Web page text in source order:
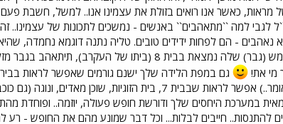
מראות, כאשר אנו רואים בזולת את עצמינו אנו.. למשל, חשבת
למה ``מתאהבים`` באנשים - נמשכים לתכונות של עצמינו..
נאהבים - הם לפחות ידידים טובים. טליה נתנה דוגמא נחמדה,
לגברים במזל של הבית בו נמצאת השמש כלומר אישה שהשמש (גבר) שלה
מי את!
גם במפת הלידה שלך ישנם גורמים שאפשר לראות
(הצריך זוגיות בחייו), ולמרות הירח בסרטן (שהסברתי לך מהו אומר..) אפשר לראות
במערכת היחסים שלך ודורשת חופש פעולה, יוזמה.. ופוחדת
להתנסות.. חייבים לבלות... וכל דבר שמונע מהם את החופש - רע